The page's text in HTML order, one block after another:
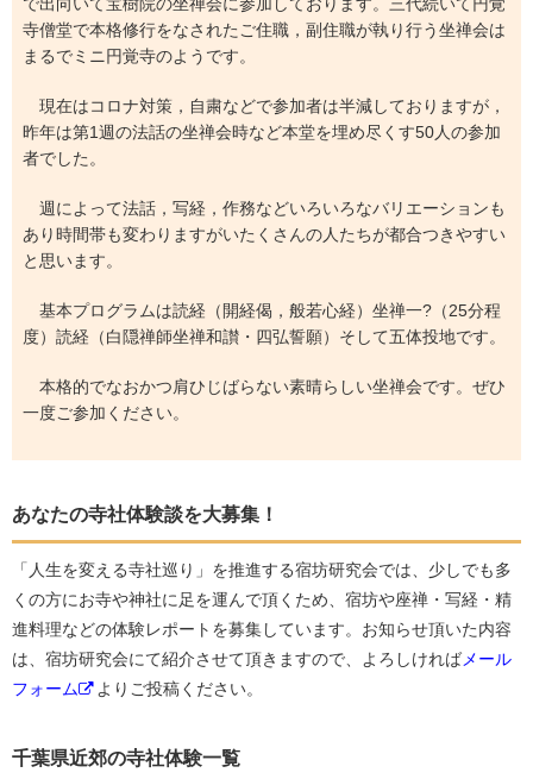
寺僧堂で本格修行をなされたご住職，副住職が執り行う坐禅会は
まるでミニ円覚寺のようです。
現在はコロナ対策，自粛などで参加者は半減しておりますが，
昨年は第1週の法話の坐禅会時など本堂を埋め尽くす50人の参加
者でした。
週によって法話，写経，作務などいろいろなバリエーションも
あり時間帯も変わりますがいたくさんの人たちが都合つきやすい
と思います。
基本プログラムは読経（開経偈，般若心経）坐禅一?（25分程
度）読経（白隠禅師坐禅和讃・四弘誓願）そして五体投地です。
本格的でなおかつ肩ひじばらない素晴らしい坐禅会です。ぜひ
一度ご参加ください。
あなたの寺社体験談を大募集！
「人生を変える寺社巡り」を推進する宿坊研究会では、少しでも多
くの方にお寺や神社に足を運んで頂くため、宿坊や座禅・写経・精
進料理などの体験レポートを募集しています。お知らせ頂いた内容
は、宿坊研究会にて紹介させて頂きますので、よろしければ メール
フォーム
よりご投稿ください。
千葉県近郊の寺社体験一覧